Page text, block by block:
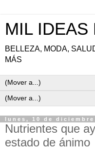
MIL IDEAS
BELLEZA, MODA,
MÁS
lunes, 10 de diciembre
Nutrientes que
estado de ánimo